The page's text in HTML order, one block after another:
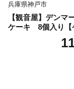
兵庫県神戸市
【観音屋】デンマ
ケーキ 8個入り【
ーズケーキ 人気ス
すすめスイーツ 神